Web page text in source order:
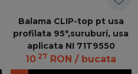
Balama CLIP-top pt usa
profilata 95*,suruburi, usa
aplicata NI 71T9550
10 27 RON / bucata